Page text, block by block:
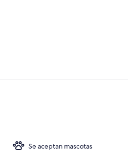
Se aceptan mascotas